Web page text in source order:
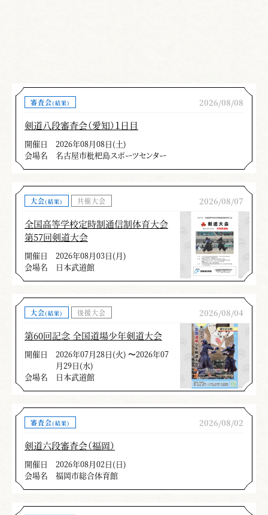
審査会(結果) 2026/08/08
剣道八段審査会（愛知）１日目
開催日
2026年08月08日(土)
会場名
名古屋市枇杷島スポーツセンター
大会(結果) 共催大会 2026/08/07
全国高等学校定時制通信制体育大会
第57回剣道大会
開催日
2026年08月03日(月)
会場名
日本武道館
大会(結果) 後援大会 2026/08/04
第60回記念 全国道場少年剣道大会
開催日
2026年07月28日(火) 〜2026年07
月29日(水)
会場名
日本武道館
審査会(結果) 2026/08/02
剣道六段審査会（福岡）
開催日
2026年08月02日(日)
会場名
福岡市総合体育館